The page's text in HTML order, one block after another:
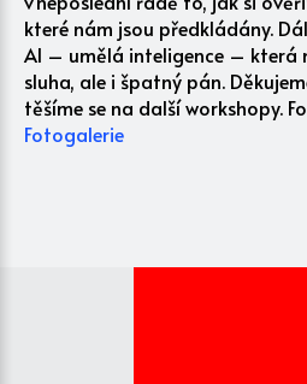
které nám jsou předkládány.
AI – umělá inteligence – která
sluha, ale i špatný pán.
těšíme se na další workshopy.
Fotogalerie